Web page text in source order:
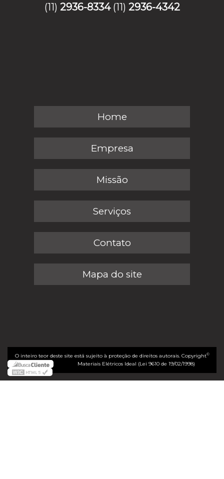
(11) 2936-8334 (11) 2936-4342
Home
Empresa
Missão
Serviços
Contato
Mapa do site
O inteiro teor deste site está sujeito à proteção de direitos autorais. Copyright©
Materiais Elétricos Ideal (Lei 9610 de 19/02/1998)